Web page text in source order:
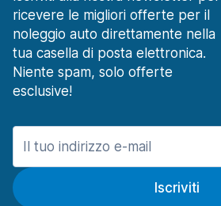
ricevere le migliori offerte per il
noleggio auto direttamente nella
tua casella di posta elettronica.
Niente spam, solo offerte
esclusive!
Iscriviti